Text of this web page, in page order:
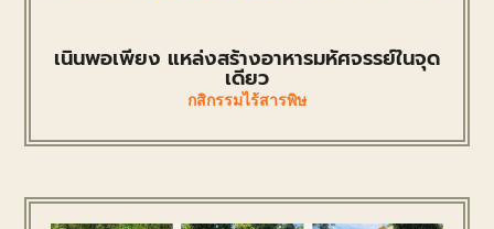
เนินพอเพียง แหล่งสร้างอาหารมหัศจรรย์ในจุด
เดียว
กสิกรรมไร้สารพิษ